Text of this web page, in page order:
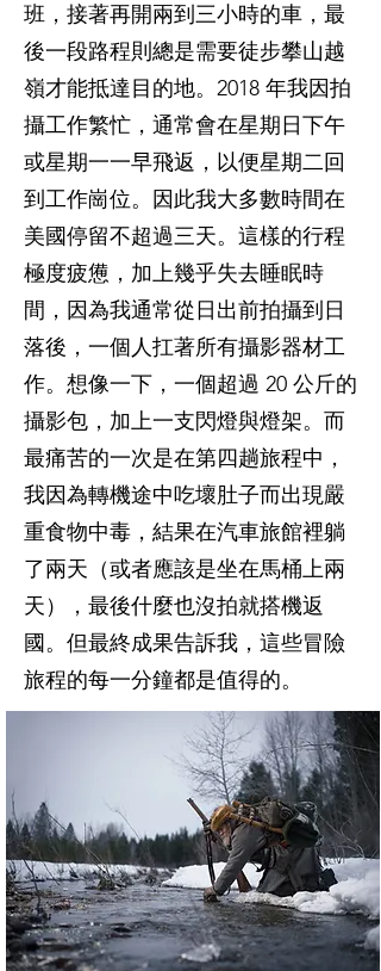
班，接著再開兩到三小時的車，最
後一段路程則總是需要徒步攀山越
嶺才能抵達目的地。2018 年我因拍
攝工作繁忙，通常會在星期日下午
或星期一一早飛返，以便星期二回
到工作崗位。因此我大多數時間在
美國停留不超過三天。這樣的行程
極度疲憊，加上幾乎失去睡眠時
間，因為我通常從日出前拍攝到日
落後，一個人扛著所有攝影器材工
作。想像一下，一個超過 20 公斤的
攝影包，加上一支閃燈與燈架。而
最痛苦的一次是在第四趟旅程中，
我因為轉機途中吃壞肚子而出現嚴
重食物中毒，結果在汽車旅館裡躺
了兩天（或者應該是坐在馬桶上兩
天），最後什麼也沒拍就搭機返
國。但最終成果告訴我，這些冒險
旅程的每一分鐘都是值得的。